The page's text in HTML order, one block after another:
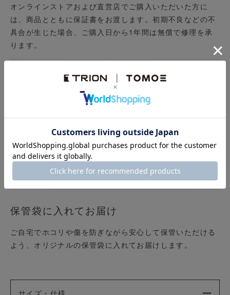
オンラインストアおよび直営店でご購入いただいた方に
は、商品とともに保証書をお渡します。初期不良などの不
具合が生じた場合、ご購入日から1年間は無償で修理を承
ります。
保管袋に入れてお届け
ご自宅でホコリや傷を防ぎながら安心して保管いただける
よう、オリジナルの保管袋に入れてお届けします。
サイズ・仕様